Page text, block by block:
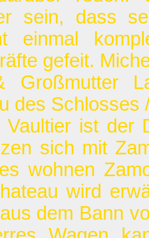
sein, dass
einmal
gefeit.
Großmutter
des Schlosses
Vaultier ist der
sich mit
wohnen
wird
dem Bann